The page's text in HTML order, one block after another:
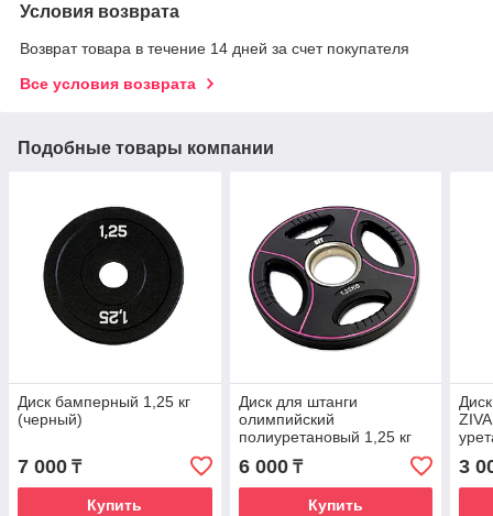
Условия возврата
Возврат товара в течение 14 дней за счет покупателя
Все условия возврата
Подобные товары компании
Диск бамперный 1,25 кг
(черный)
7 000 ₸
Купить
Диск для штанги
олимпийский
полиуретановый 1,25 кг
6 000₸
Купить
3